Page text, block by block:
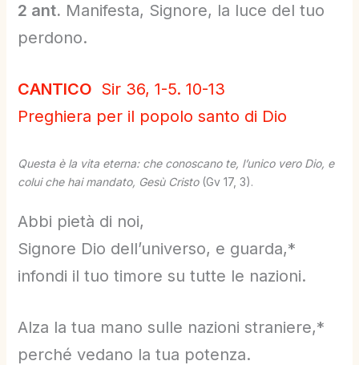
2 ant. Manifesta, Signore, la luce del tuo
perdono.
CANTICO Sir 36, 1-5. 10-13
Preghiera per il popolo santo di Dio
Questa è la vita eterna: che conoscano te, l’unico vero Dio, e
colui che hai mandato, Gesù Cristo (Gv 17, 3).
Abbi pietà di noi,
Signore Dio dell’universo, e guarda,*
infondi il tuo timore su tutte le nazioni.
Alza la tua mano sulle nazioni straniere,*
perché vedano la tua potenza.